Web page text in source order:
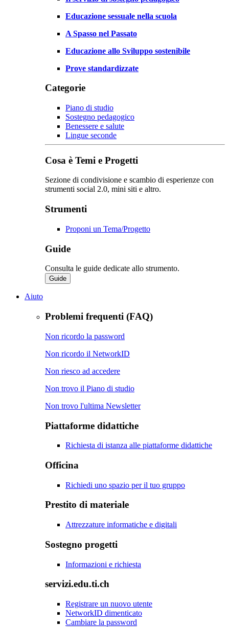
Educazione sessuale nella scuola
A Spasso nel Passato
Educazione allo Sviluppo sostenibile
Prove standardizzate
Categorie
Piano di studio
Sostegno pedagogico
Benessere e salute
Lingue seconde
Cosa è Temi e Progetti
Sezione di condivisione e scambio di esperienze con
strumenti social 2.0, mini siti e altro.
Strumenti
Proponi un Tema/Progetto
Guide
Consulta le guide dedicate allo strumento.
Guide
Aiuto
Problemi frequenti (FAQ)
Non ricordo la password
Non ricordo il NetworkID
Non riesco ad accedere
Non trovo il Piano di studio
Non trovo l'ultima Newsletter
Piattaforme didattiche
Richiesta di istanza alle piattaforme didattiche
Officina
Richiedi uno spazio per il tuo gruppo
Prestito di materiale
Attrezzature informatiche e digitali
Sostegno progetti
Informazioni e richiesta
servizi.edu.ti.ch
Registrare un nuovo utente
NetworkID dimenticato
Cambiare la password